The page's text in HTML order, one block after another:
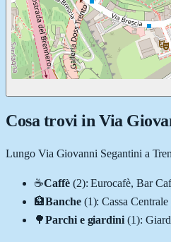
Cosa trovi in Via
Lungo Via Giovanni Segantini a
☕Caffè (2):Eurocafè, Bar
🏦Banche (1):Cassa
🌳Parchi e giardini (1):